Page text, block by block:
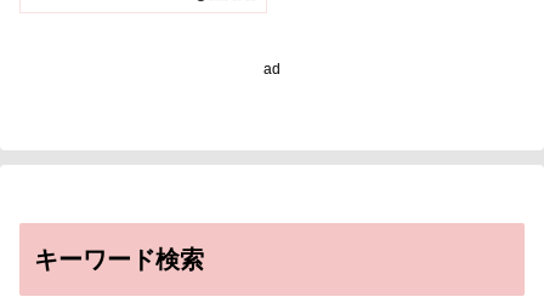
ad
キーワード検索